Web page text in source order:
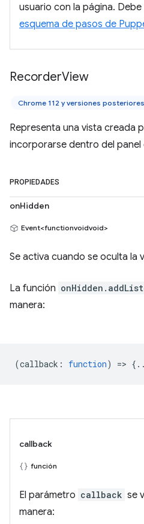
usuario con la página.
esquema de pasos de
RecorderView
Chrome 112 y versiones posteriores
Representa una vista creada
incorporarse dentro del panel
PROPIEDADES
onHidden
Event<functionvoidvoid>
Se activa cuando se oculta la
La función
manera:
(callback : function) =>
callback
función
El parámetro callback se
manera: